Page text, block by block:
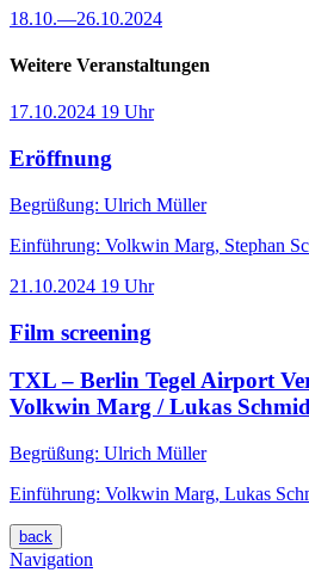
18.10.—26.10.2024
Weitere Veranstaltungen
17.10.2024 19 Uhr
Eröffnung
Begrüßung: Ulrich Müller
Einführung: Volkwin Marg, Stephan
21.10.2024 19 Uhr
Film screening
TXL – Berlin Tegel Airport
Volkwin Marg / Lukas
Begrüßung: Ulrich Müller
Einführung: Volkwin Marg, Lukas
back
Navigation